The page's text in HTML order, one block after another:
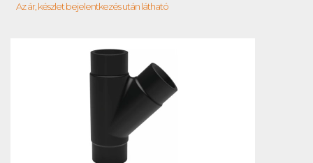
Az ár, készlet bejelentkezés után látható